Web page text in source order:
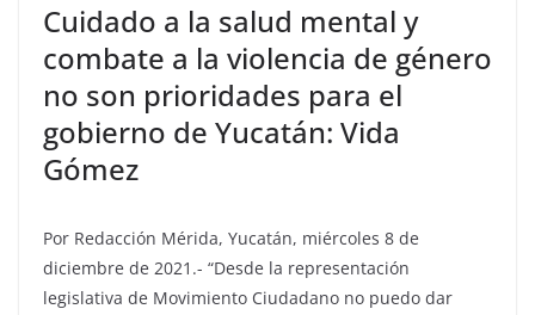
Cuidado a la salud mental y
combate a la violencia de género
no son prioridades para el
gobierno de Yucatán: Vida
Gómez
Por Redacción Mérida, Yucatán, miércoles 8 de
diciembre de 2021.- “Desde la representación
legislativa de Movimiento Ciudadano no puedo dar